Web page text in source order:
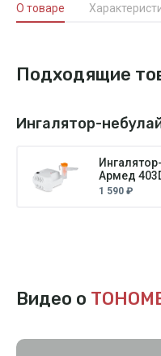
О товаре
Подходящие
Ингалятор-
Армед
1 590 ₽
Видео о